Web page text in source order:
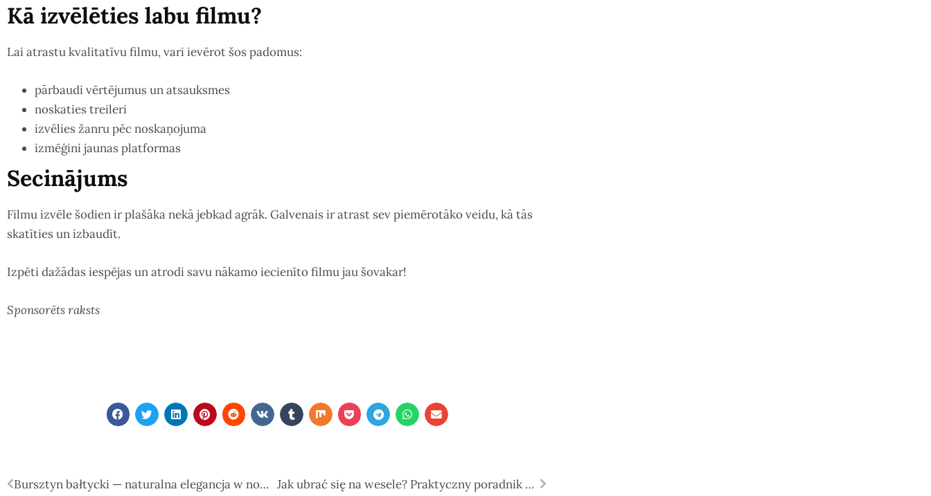
Kā izvēlēties labu filmu?
Lai atrastu kvalitatīvu filmu, vari ievērot šos padomus:
pārbaudi vērtējumus un atsauksmes
noskaties treileri
izvēlies žanru pēc noskaņojuma
izmēģini jaunas platformas
Secinājums
Filmu izvēle šodien ir plašāka nekā jebkad agrāk. Galvenais ir atrast sev piemērotāko veidu, kā tās
skatīties un izbaudīt.
Izpēti dažādas iespējas un atrodi savu nākamo iecienīto filmu jau šovakar!
Sponsorēts raksts
Bursztyn bałtycki — naturalna elegancja w nowoczesnym wydaniu Jak ubrać się na wesele? Praktyczny poradnik dla gości